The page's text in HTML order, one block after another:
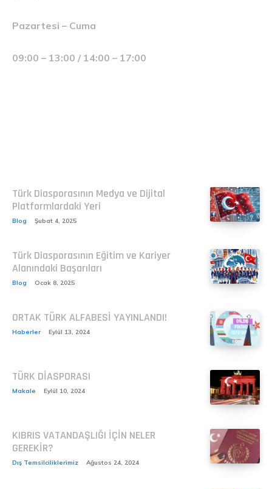
Pazartesi – Cuma
09:00 – 13:00 / 14:00 – 17:00
Türk Diasporasının Medya ve Dijital
Platformlardaki Yeri
Blog Şubat 4, 2025
Türk Diasporasının Eğitim ve Kariyer
Alanındaki Başarıları
Blog Ocak 8, 2025
ORTAK TÜRK ALFABESİ YAYINLANDI!
Haberler Eylül 13, 2024
TÜRK DİASPORASI
Makale Eylül 10, 2024
KIBRIS VATANDAŞLIĞI İÇİN NELER
GEREKİR?
Dış Temsilciliklerimiz Ağustos 24, 2024